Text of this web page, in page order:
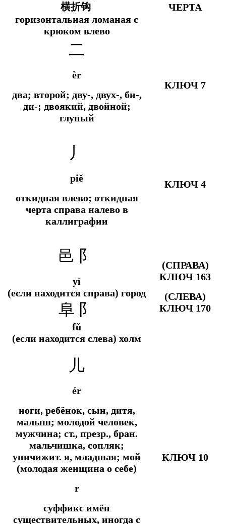
横折钩
горизонтальная ломаная с
крюком влево
ЧЕРТА
二
èr
два; второй; дву-, двух-, би-,
ди-; двоякий, двойной;
глупый
КЛЮЧ 7
丿
piě
откидная влево; откидная
черта справа налево в
каллиграфии
КЛЮЧ 4
邑 阝
yì
(если находится справа) город
阜 阝
fǔ
(если находится слева) холм
(СПРАВА)
КЛЮЧ 163
(СЛЕВА)
КЛЮЧ 170
儿
ér
ноги, ребёнок, сын, дитя,
малыш; молодой человек,
мужчина; ст., презр., бран.
мальчишка, сопляк;
уничижит. я, младшая; мой
(молодая женщина о себе)
r
суффикс имён
существительных, иногда с
КЛЮЧ 10